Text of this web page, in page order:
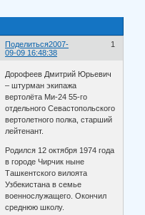
Поделиться 1
2007-
09-09 16:48:38
Дорофеев Дмитрий Юрьевич
– штурман экипажа
вертолёта Ми-24 55-го
отдельного Севастопольского
вертолетного полка, старший
лейтенант.
Родился 12 октября 1974 года
в городе Чирчик ныне
Ташкентского вилоята
Узбекистана в семье
военнослужащего. Окончил
среднюю школу.